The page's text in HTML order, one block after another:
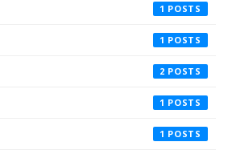
1
1
2
1
1